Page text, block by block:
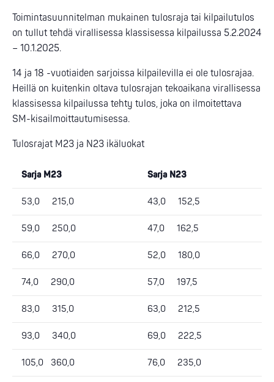
Toimintasuunnitelman mukainen tulosraja tai kilpailutulos
on tullut tehdä virallisessa klassisessa kilpailussa 5.2.2024
– 10.1.2025.
14 ja 18 -vuotiaiden sarjoissa kilpailevilla ei ole tulosrajaa.
Heillä on kuitenkin oltava tulosrajan tekoaikana virallisessa
klassisessa kilpailussa tehty tulos, joka on ilmoitettava
SM-kisailmoittautumisessa.
Tulosrajat M23 ja N23 ikäluokat
Sarja M23 Sarja N23
53,0 215,0 43,0 152,5
59,0 250,0 47,0 162,5
66,0 270,0 52,0 180,0
74,0 290,0 57,0 197,5
83,0 315,0 63,0 212,5
93,0 340,0 69,0 222,5
105,0 360,0 76,0 235,0